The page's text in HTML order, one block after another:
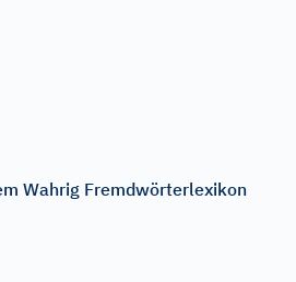
Wahrig Fremdwörterlexikon